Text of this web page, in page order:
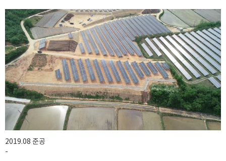
2019.08 준공
-